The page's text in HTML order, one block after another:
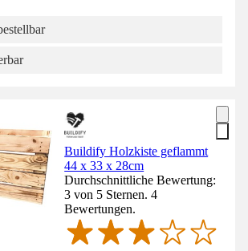
Buildify Holzkiste geflammt
44 x 33 x 28cm
Durchschnittliche Bewertung:
3 von 5 Sternen. 4
Bewertungen.